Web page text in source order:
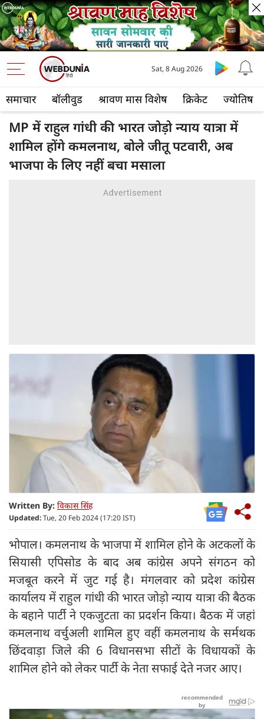
समाचार बॉलीवुड श्रावण मास विशेष क्रिकेट ज्योतिष
Sat, 8 Aug 2026
MP में राहुल गांधी की भारत जोड़ो न्याय यात्रा में
शामिल होंगे कमलनाथ, बोले जीतू पटवारी, अब
भाजपा के लिए नहीं बचा मसाला
Written By: विकास सिंह
Updated:Tue, 20 Feb 2024 (17:20 IST)
भोपाल। कमलनाथ के भाजपा में शामिल होने के अटकलों के
सियासी एपिसोड के बाद अब कांग्रेस अपने संगठन को
मजबूत करने में जुट गई है। मंगलवार को प्रदेश कांग्रेस
कार्यालय में राहुल गांधी की भारत जोड़ो न्याय यात्रा की बैठक
के बहाने पार्टी ने एकजुटता का प्रदर्शन किया। बैठक में जहां
कमलनाथ वर्चुअली शामिल हुए वहीं कमलनाथ के सर्मथक
छिंदवाड़ा जिले की 6 विधानसभा सीटों के विधायकों के
शामिल होने को लेकर पार्टी के नेता सफाई देते नजर आए।